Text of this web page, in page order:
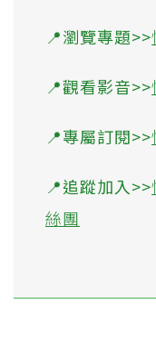
📍瀏覽專題>>
📍觀看影音>>
📍專屬訂閱>>
📍追蹤加入>>
絲團